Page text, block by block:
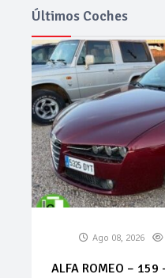
Últimos Coches
Ago 07, 2026
MERCEDES